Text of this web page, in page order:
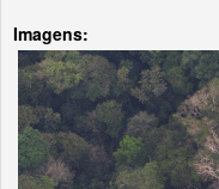
Imagens: